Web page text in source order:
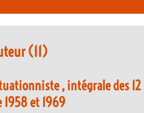
(11)
, intégrale des 12
et 1969